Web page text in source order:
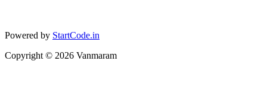
Powered by StartCode.in
Copyright © 2026 Vanmaram